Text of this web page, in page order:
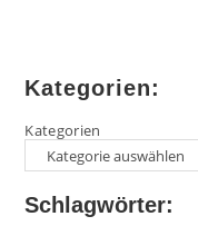
Kategorien:
Kategorien
Schlagwörter: